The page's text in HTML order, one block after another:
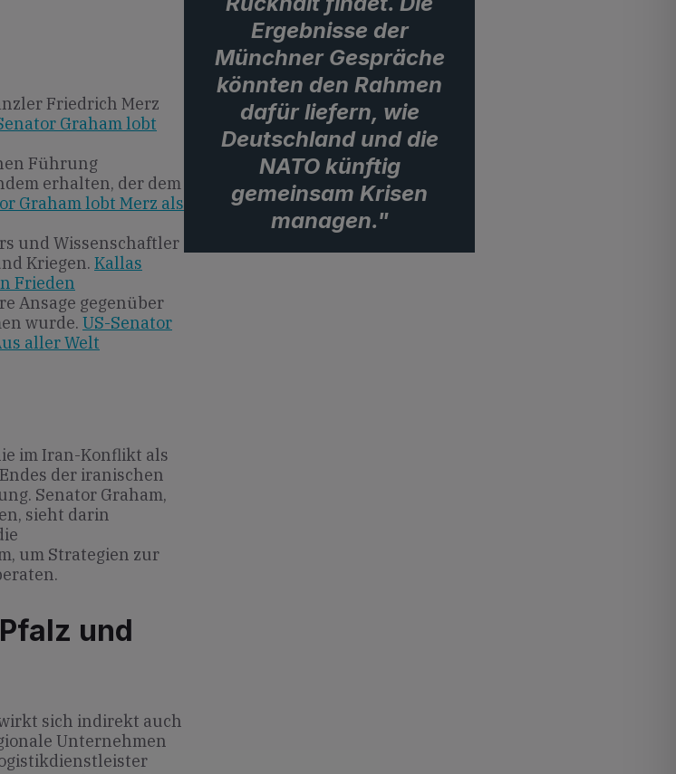
Friedrich Merz
Graham lobt
Führung
erhalten, der dem
Graham lobt Merz als
und Wissenschaftler
Kriegen. Kallas
Frieden
Ansage gegenüber
wurde. US-Senator
aller Welt
im Iran-Konflikt als
der iranischen
Senator Graham,
sieht darin
um Strategien zur
und
sich indirekt auch
Unternehmen
Ergebnisse der
Münchner Gespräche
könnten den Rahmen
dafür liefern, wie
Deutschland und die
NATO künftig
gemeinsam Krisen
managen."